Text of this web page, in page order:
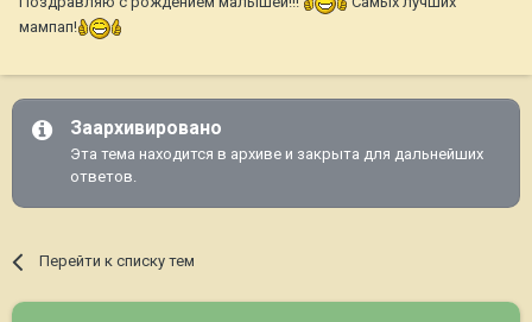
мампап!
Заархивировано
Эта тема находится в архиве и закрыта для дальнейших
ответов.
Перейти к списку тем